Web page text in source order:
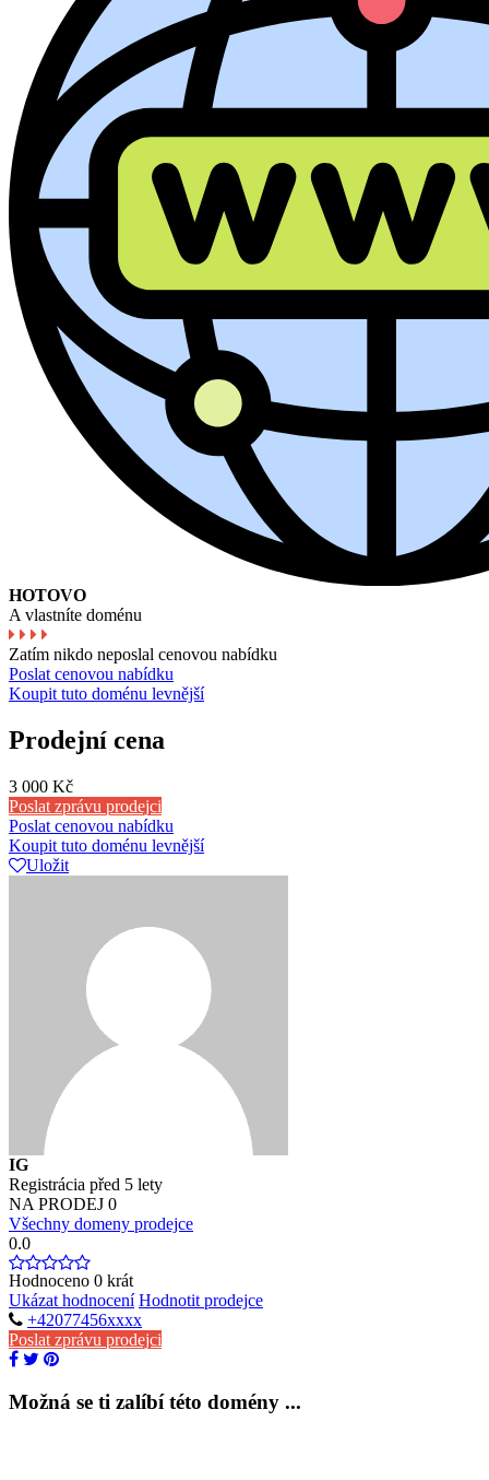
HOTOVO
A vlastníte doménu
Zatím nikdo neposlal cenovou nabídku
Poslat cenovou nabídku
Koupit tuto doménu levnější
Prodejní cena
3 000 Kč
Poslat zprávu prodejci
Poslat cenovou nabídku
Koupit tuto doménu levnější
Uložit
IG
Registrácia před 5 lety
NA PRODEJ 0
Všechny domeny prodejce
0.0
Hodnoceno 0 krát
Ukázat hodnocení Hodnotit prodejce
+42077456xxxx
Poslat zprávu prodejci
Možná se ti zalíbí této domény ...